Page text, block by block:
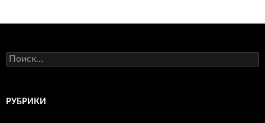
Найти:
РУБРИКИ